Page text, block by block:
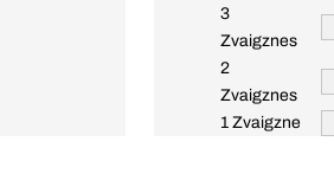
3
Zvaigznes
2
Zvaigznes
1 Zvaigzne